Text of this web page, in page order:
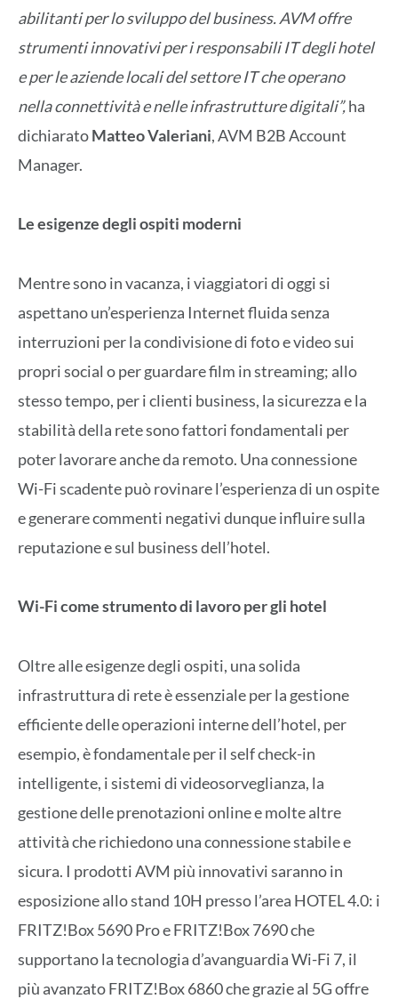
abilitanti per lo sviluppo del business. AVM offre
strumenti innovativi per i responsabili IT degli hotel
e per le aziende locali del settore IT che operano
nella connettività e nelle infrastrutture digitali”,ha
dichiaratoMatteo Valeriani, AVM B2B Account
Manager.
Le esigenze degli ospiti moderni
Mentre sono in vacanza, i viaggiatori di oggi si
aspettano un’esperienza Internet fluida senza
interruzioni per la condivisione di foto e video sui
propri social o per guardare film in streaming; allo
stesso tempo, per i clienti business, la sicurezza e la
stabilità della rete sono fattori fondamentali per
poter lavorare anche da remoto. Una connessione
Wi-Fi scadente può rovinare l’esperienza di un ospite
e generare commenti negativi dunque influire sulla
reputazione e sul business dell’hotel.
Wi-Fi come strumento di lavoro per gli hotel
Oltre alle esigenze degli ospiti, una solida
infrastruttura di rete è essenziale per la gestione
efficiente delle operazioni interne dell’hotel, per
esempio, è fondamentale per il self check-in
intelligente, i sistemi di videosorveglianza, la
gestione delle prenotazioni online e molte altre
attività che richiedono una connessione stabile e
sicura. I prodotti AVM più innovativi saranno in
esposizione allo stand 10H presso l’area HOTEL 4.0: i
FRITZ!Box 5690 Pro e FRITZ!Box 7690 che
supportano la tecnologia d’avanguardia Wi-Fi 7, il
più avanzato FRITZ!Box 6860 che grazie al 5G offre